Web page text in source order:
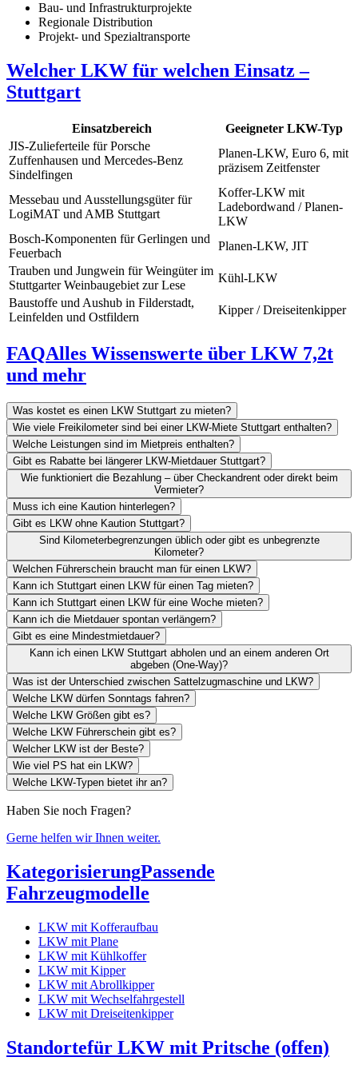
Bau- und Infrastrukturprojekte
Regionale Distribution
Projekt- und Spezialtransporte
Welcher LKW für welchen Einsatz –
Stuttgart
Einsatzbereich
Geeigneter LKW-Typ
JIS-Zulieferteile für Porsche
Zuffenhausen und Mercedes-Benz
Sindelfingen
Planen-LKW, Euro 6, mit
präzisem Zeitfenster
Messebau und Ausstellungsgüter für
LogiMAT und AMB Stuttgart
Koffer-LKW mit
Ladebordwand / Planen-
LKW
Bosch-Komponenten für Gerlingen und
Feuerbach
Planen-LKW, JIT
Trauben und Jungwein für Weingüter im
Stuttgarter Weinbaugebiet zur Lese
Kühl-LKW
Baustoffe und Aushub in Filderstadt,
Leinfelden und Ostfildern
Kipper / Dreiseitenkipper
FAQAlles Wissenswerte über LKW 7,2t
und mehr
Was kostet es einen LKW Stuttgart zu mieten?
Wie viele Freikilometer sind bei einer LKW-Miete Stuttgart enthalten?
Welche Leistungen sind im Mietpreis enthalten?
Gibt es Rabatte bei längerer LKW-Mietdauer Stuttgart?
Wie funktioniert die Bezahlung – über Checkandrent oder direkt beim
Vermieter?
Muss ich eine Kaution hinterlegen?
Gibt es LKW ohne Kaution Stuttgart?
Sind Kilometerbegrenzungen üblich oder gibt es unbegrenzte
Kilometer?
Welchen Führerschein braucht man für einen LKW?
Kann ich Stuttgart einen LKW für einen Tag mieten?
Kann ich Stuttgart einen LKW für eine Woche mieten?
Kann ich die Mietdauer spontan verlängern?
Gibt es eine Mindestmietdauer?
Kann ich einen LKW Stuttgart abholen und an einem anderen Ort
abgeben (One-Way)?
Was ist der Unterschied zwischen Sattelzugmaschine und LKW?
Welche LKW dürfen Sonntags fahren?
Welche LKW Größen gibt es?
Welche LKW Führerschein gibt es?
Welcher LKW ist der Beste?
Wie viel PS hat ein LKW?
Welche LKW-Typen bietet ihr an?
Haben Sie noch Fragen?
Gerne helfen wir Ihnen weiter.
KategorisierungPassende
Fahrzeugmodelle
LKW mit Kofferaufbau
LKW mit Plane
LKW mit Kühlkoffer
LKW mit Kipper
LKW mit Abrollkipper
LKW mit Wechselfahrgestell
LKW mit Dreiseitenkipper
Standortefür LKW mit Pritsche (offen)